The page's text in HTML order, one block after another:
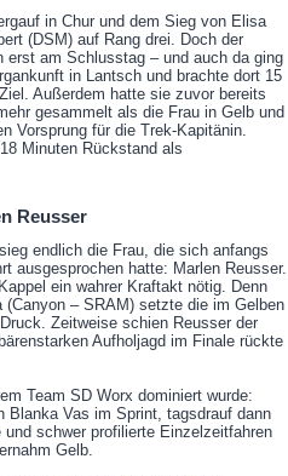
in Chur und dem Sieg von Elisa
(DSM) auf Rang drei. Doch der
am Schlusstag – und auch da ging
in Lantsch und brachte dort 15
Außerdem hatte sie zuvor bereits
gesammelt als die Frau in Gelb und
Vorsprung für die Trek-Kapitänin.
Minuten Rückstand als
Reusser
endlich die Frau, die sich anfangs
ausgesprochen hatte: Marlen Reusser.
ein wahrer Kraftakt nötig. Denn
– SRAM) setzte die im Gelben
Zeitweise schien Reusser der
Aufholjagd im Finale rückte
Team SD Worx dominiert wurde:
Blanka Vas im Sprint, tagsdrauf dann
schwer profilierte Einzelzeitfahren
Gelb.